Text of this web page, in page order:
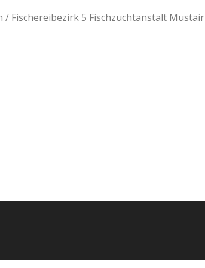
/ Fischereibezirk 5 Fischzuchtanstalt Müstair